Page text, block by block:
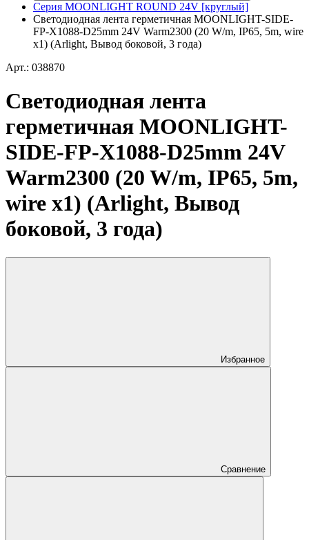
Серия MOONLIGHT ROUND 24V [круглый]
Светодиодная лента герметичная MOONLIGHT-SIDE-
FP-X1088-D25mm 24V Warm2300 (20 W/m, IP65, 5m, wire
x1) (Arlight, Вывод боковой, 3 года)
Арт.: 038870
Светодиодная лента
герметичная MOONLIGHT-
SIDE-FP-X1088-D25mm 24V
Warm2300 (20 W/m, IP65, 5m,
wire x1) (Arlight, Вывод
боковой, 3 года)
Избранное
Сравнение